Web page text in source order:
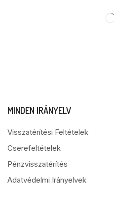
MINDEN IRÁNYELV
Visszatérítési Feltételek
Cserefeltételek
Pénzvisszatérítés
Adatvédelmi Irányelvek